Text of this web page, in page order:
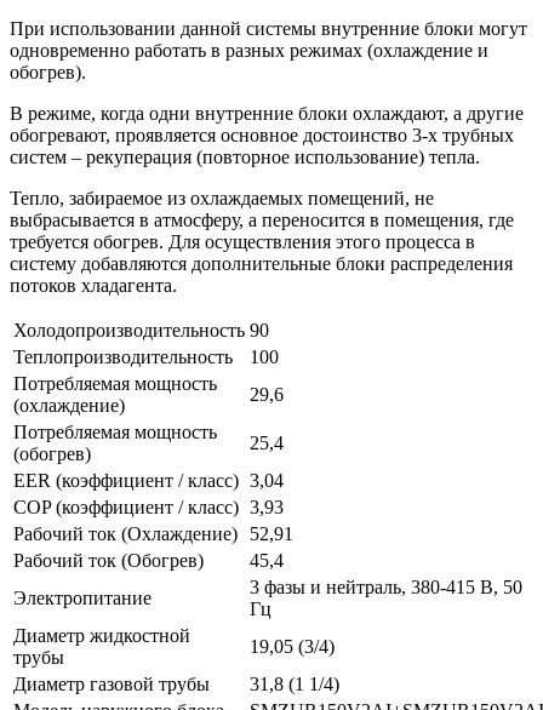
При использовании данной системы внутренние блоки могут
одновременно работать в разных режимах (охлаждение и
обогрев).
В режиме, когда одни внутренние блоки охлаждают, а другие
обогревают, проявляется основное достоинство 3-х трубных
систем – рекуперация (повторное использование) тепла.
Тепло, забираемое из охлаждаемых помещений, не
выбрасывается в атмосферу, а переносится в помещения, где
требуется обогрев. Для осуществления этого процесса в
систему добавляются дополнительные блоки распределения
потоков хладагента.
Холодопроизводительность 90
Теплопроизводительность
100
Потребляемая мощность
(охлаждение)
29,6
Потребляемая мощность
(обогрев)
25,4
EER (коэффициент / класс) 3,04
COP (коэффициент / класс) 3,93
Рабочий ток (Охлаждение)
52,91
Рабочий ток (Обогрев)
45,4
Электропитание
3 фазы и нейтраль, 380-415 В, 50
Гц
Диаметр жидкостной
трубы
19,05 (3/4)
Диаметр газовой трубы
31,8 (1 1/4)